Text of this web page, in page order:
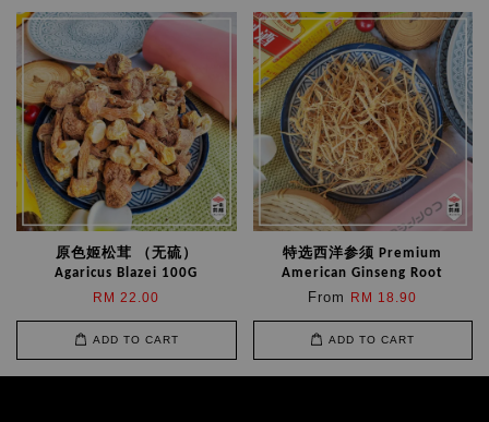
原色姬松茸 （无硫）
Agaricus Blazei 100G
RM 22.00
ADD TO CART
特选西洋参须 Premium
American Ginseng Root
From RM 18.90
ADD TO CART